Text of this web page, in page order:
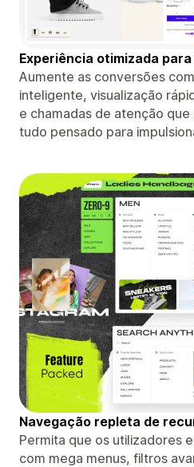
Experiência otimizada
Aumente as conversões
inteligente, visualização
e chamadas de atenção
tudo pensado para
Navegação repleta de
Permita que os utilizadores
com mega menus, filtros